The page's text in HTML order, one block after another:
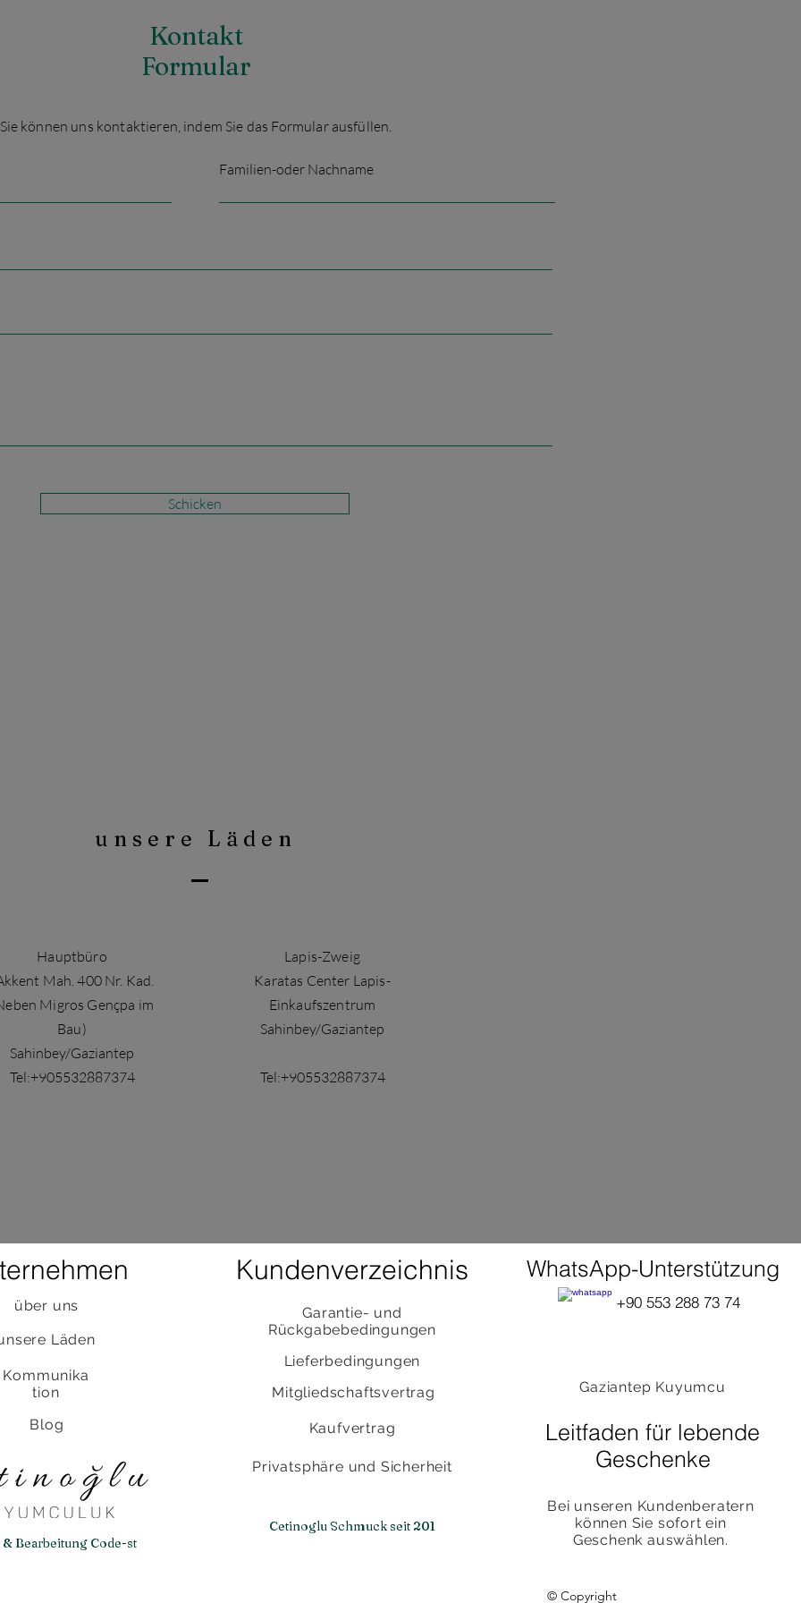
Kontakt
Formular
Sie können uns kontaktieren, indem Sie das Formular ausfüllen.
Familien-oder Nachname
Schicken
unsere Läden
Hauptbüro
Mah. 400 Nr. Kad.
Migros Gençpa im
Bau)
Sahinbey/Gaziantep
Tel:+905532887374
Lapis-Zweig
Karatas Center Lapis-
Einkaufszentrum
Sahinbey/Gaziantep
Tel:+905532887374
über uns
Läden
Kommunika
tion
Blog
Bearbeitung Code-st
Kundenverzeichnis
Garantie- und
Rückgabebedingungen
Lieferbedingungen
Mitgliedschaftsvertrag
Kaufvertrag
Privatsphäre und Sicherheit
Cetinoglu Schmuck seit 201
WhatsApp-Unterstützung
+90 553 288 73 74
Gaziantep Kuyumcu
Leitfaden für lebende
Geschenke
Bei unseren Kundenberatern
können Sie sofort ein
Geschenk auswählen.
© Copyright